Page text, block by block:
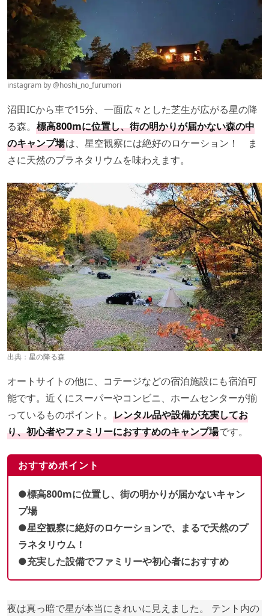
instagram by@hoshi_no_furumori
沼田ICから車で15分、一面広々とした芝生が広がる星の降
る森。 標高800mに位置し、街の明かりが届かない森の中
のキャンプ場は、星空観察には絶好のロケーション！ ま
さに天然のプラネタリウムを味わえます。
出典： 星の降る森
オートサイトの他に、コテージなどの宿泊施設にも宿泊可
能です。近くにスーパーやコンビニ、ホームセンターが揃
っているものポイント。 レンタル品や設備が充実してお
り、初心者やファミリーにおすすめのキャンプ場です。
おすすめポイント
●標高800mに位置し、街の明かりが届かないキャン
プ場
●星空観察に絶好のロケーションで、まるで天然のプ
ラネタリウム！
●充実した設備でファミリーや初心者におすすめ
夜は真っ暗で星が本当にきれいに見えました。 テント内の